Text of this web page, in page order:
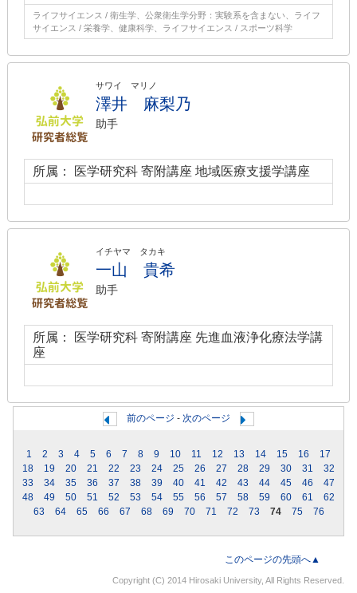
ライフサイエンス / 衛生学、公衆衛生学分野：実験系を含まない、ライフ
サイエンス / 栄養学、健康科学、ライフサイエンス / スポーツ科学
サワイ マリノ
澤井 麻梨乃
助手
所属： 医学研究科 寄附講座 地域医療支援学講座
イチヤマ タカキ
一山 貴希
助手
所属： 医学研究科 寄附講座 先進血液浄化療法学講
座
前のページ - 次のページ
1 2 3 4 5 6 7 8 9 10 11 12 13 14 15 16
17
18
19 20 21 22 23 24 25 26 27 28 29 30 31
32
33
34 35 36 37 38 39 40 41 42 43 44 45 46
47
48
49 50 51 52 53 54 55 56 57 58 59 60 61
62
63
64 65 66 67 68 69 70 71 72 73 74 75 76
このページの先頭へ▲
Copyright (C) 2014 Hirosaki University, All Rights Reserved.